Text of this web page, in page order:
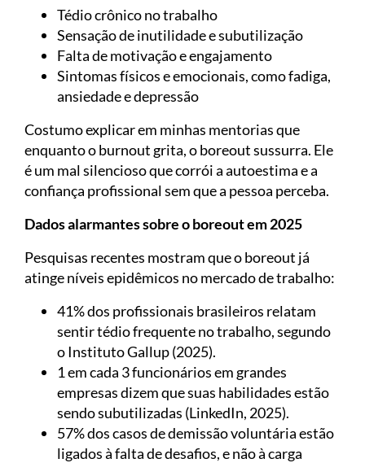
Tédio crônico no trabalho
Sensação de inutilidade e subutilização
Falta de motivação e engajamento
Sintomas físicos e emocionais, como fadiga,
ansiedade e depressão
Costumo explicar em minhas mentorias que
enquanto o burnout grita, o boreout sussurra. Ele
é um mal silencioso que corrói a autoestima e a
confiança profissional sem que a pessoa perceba.
Dados alarmantes sobre o boreout em 2025
Pesquisas recentes mostram que o boreout já
atinge níveis epidêmicos no mercado de trabalho:
41% dos profissionais brasileiros relatam
sentir tédio frequente no trabalho, segundo
o Instituto Gallup (2025).
1 em cada 3 funcionários em grandes
empresas dizem que suas habilidades estão
sendo subutilizadas (LinkedIn, 2025).
57% dos casos de demissão voluntária estão
ligados à falta de desafios, e não à carga